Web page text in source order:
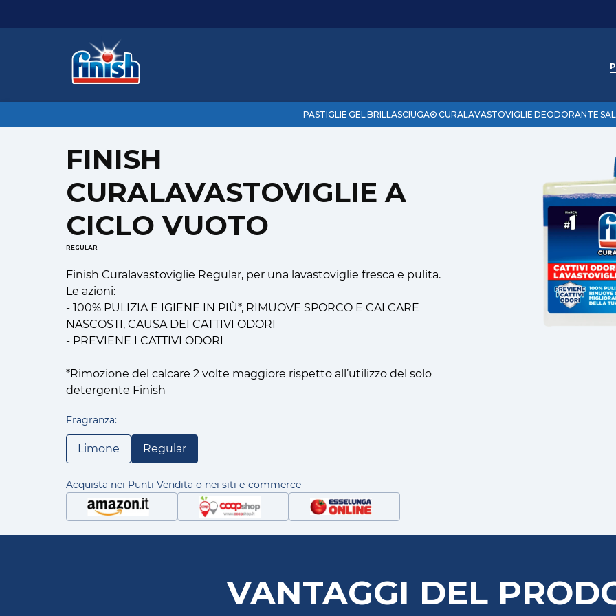
PASTIGLIE GELBRILLASCIUGA® CURALAVASTOVIGLIE DEODORANTE
Finish Curalavastoviglie Regular
FINISH
CURALAVASTOVIGLIE A
CICLO VUOTO
REGULAR
Finish Curalavastoviglie Regular, per una lavastoviglie fresca e pulita.
Le azioni:
- 100% PULIZIA E IGIENE IN PIÙ*, RIMUOVE SPORCO E CALCARE
NASCOSTI, CAUSA DEI CATTIVI ODORI
- PREVIENE I CATTIVI ODORI
*Rimozione del calcare 2 volte maggiore rispetto all’utilizzo del solo
detergente Finish
Fragranza:
Limone Regular
Acquista nei Punti Vendita o nei siti e-commerce
VANTAGGI DEL